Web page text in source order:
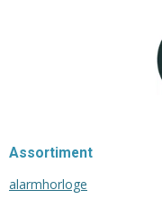
Assortiment
alarmhorloge